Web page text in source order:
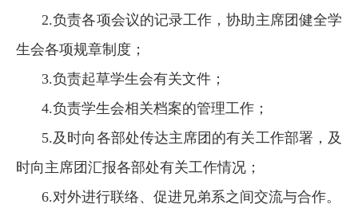
2.负责各项会议的记录工作，协助主席团健全学
生会各项规章制度；
3.负责起草学生会有关文件；
4.负责学生会相关档案的管理工作；
5.及时向各部处传达主席团的有关工作部署，及
时向主席团汇报各部处有关工作情况；
6.对外进行联络、促进兄弟系之间交流与合作。